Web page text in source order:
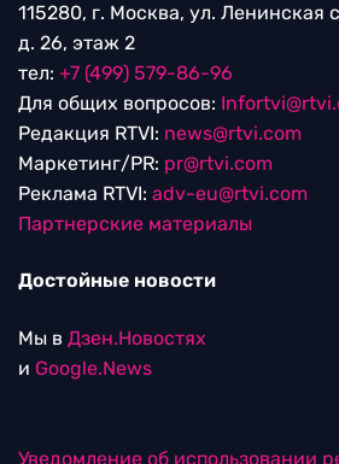
115280, г. Москва, ул. Ленинская
д. 26, этаж 2
тел: +7 (499) 579-86-96
Для общих вопросов:
Редакция RTVI: news@rtvi.com
Маркетинг/PR: pr@rtvi.com
Реклама RTVI: adv-eu@rtvi.com
Партнерские материалы
Достойные новости
Мы в Дзен.Новостях
и Google.News
Уведомление об использовании